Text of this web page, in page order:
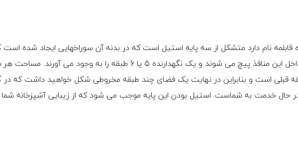
قابلمه نام دارد متشکل از سه پایه استیل است که در بدنه آن سوراخهایی ایجاد شده
کفی های دایره ای استیلی داخل این منافذ پیچ می شوند و یک نگهدارنده 5 یا 6 طبقه را به وجود می آورند.
قبلی است و بنابراین در نهایت یک فضای چند طبقه مخروطی شکل خواهید داشت که
در حال خدمت به شماست. استیل بودن این پایه موجب می شود که از زیبایی آشپزخانه